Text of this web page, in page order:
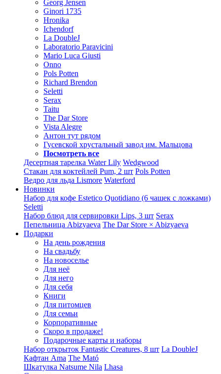
Georg Jensen
Ginori 1735
Hronika
Ichendorf
La DoubleJ
Laboratorio Paravicini
Mario Luca Giusti
Onno
Pols Potten
Richard Brendon
Seletti
Serax
Taitu
The Dar Store
Vista Alegre
Антон тут рядом
Гусевской хрустальный завод им. Мальцова
Посмотреть все
Десертная тарелка Water Lily Wedgwood
Стакан для коктейлей Pum, 2 шт Pols Potten
Ведро для льда Lismore Waterford
Новинки
Набор для кофе Estetico Quotidiano (6 чашек с ложками)
Seletti
Набор блюд для сервировки Lips, 3 шт Serax
Пепельница Abizyaeva The Dar Store × Abizyaeva
Подарки
На день рождения
На свадьбу
На новоселье
Для неё
Для него
Для себя
Книги
Для питомцев
Для семьи
Корпоративные
Скоро в продаже!
Подарочные карты и наборы
Набор открыток Fantastic Creatures, 8 шт La DoubleJ
Кафтан Ama The Mató
Шкатулка Natsume Nila Lhasa